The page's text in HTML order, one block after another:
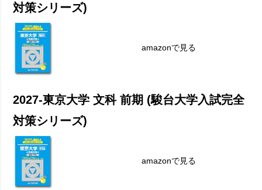
対策シリーズ)
amazonで見る
2027-東京大学 文科 前期 (駿台大学入試完全
対策シリーズ)
amazonで見る